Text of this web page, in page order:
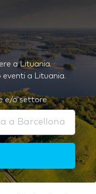
a Lituania.
a Lituania.
e/o settore